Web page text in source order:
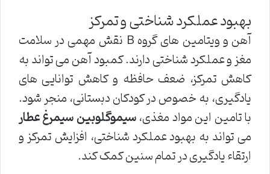
بهبود عملکرد شناختی و تمرکز
آهن و ویتامین های گروه B نقش مهمی در سلامت
مغز و عملکرد شناختی دارند. کمبود آهن می تواند به
کاهش تمرکز، ضعف حافظه و کاهش توانایی های
یادگیری، به خصوص در کودکان دبستانی، منجر شود.
با تامین این مواد مغذی،سیموگلوبین سیمرغ عطار
می تواند به بهبود عملکرد شناختی، افزایش تمرکز و
ارتقاء یادگیری در تمام سنین کمک کند.